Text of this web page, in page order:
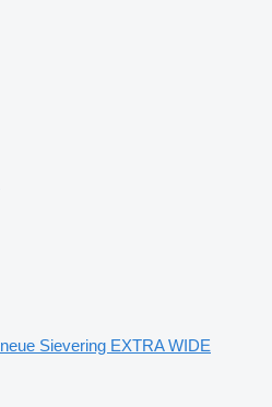
neue Sievering EXTRA WIDE